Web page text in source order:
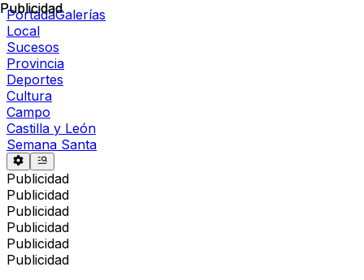
PortadaGalerías
Local
Sucesos
Provincia
Deportes
Cultura
Campo
Castilla y León
Semana Santa
Publicidad
Publicidad
Publicidad
Publicidad
Publicidad
Publicidad
Publicidad
Publicidad